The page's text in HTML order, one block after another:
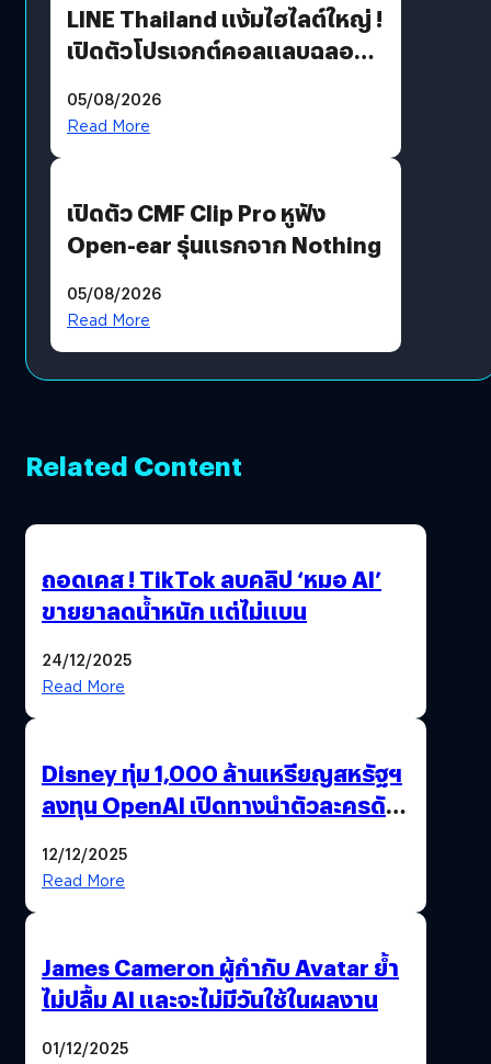
LINE Thailand แง้มไฮไลต์ใหญ่ !
เปิดตัวโปรเจกต์คอลแลบฉลอง
Moon x LINE FRIENDS
05/08/2026
Read More
เปิดตัว CMF Clip Pro หูฟัง
Open-ear รุ่นแรกจาก Nothing
05/08/2026
Read More
Related Content
ถอดเคส ! TikTok ลบคลิป ‘หมอ AI’
ขายยาลดน้ำหนัก แต่ไม่แบน
24/12/2025
Read More
Disney ทุ่ม 1,000 ล้านเหรียญสหรัฐฯ
ลงทุน OpenAI เปิดทางนำตัวละครดัง
12/12/2025
Read More
James Cameron ผู้กำกับ Avatar ย้ำ
ไม่ปลื้ม AI และจะไม่มีวันใช้ในผลงาน
01/12/2025